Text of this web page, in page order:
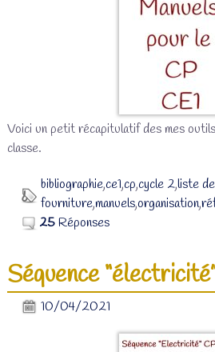
Voici un petit récapitulatif des mes
classe.
bibliographie,ce1,cp,cycle 2,liste de
fourniture,manuels,organisation,
25Réponses
Séquence
10/04/2021